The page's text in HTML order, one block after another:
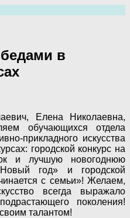
в
Елена Николаевна,
обучающихся отдела
прикладного искусства
городской конкурс на
и лучшую новогоднюю
год» и городской
с семьи»! Желаем,
всегда выражало
поколения!
талантом!